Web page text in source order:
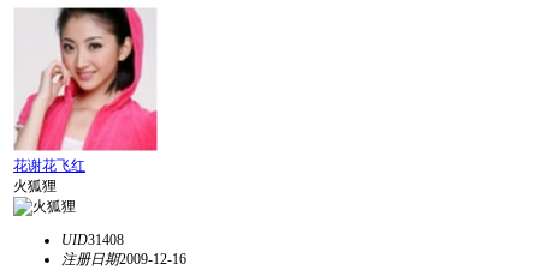
花谢花飞红
火狐狸
UID31408
注册日期2009-12-16